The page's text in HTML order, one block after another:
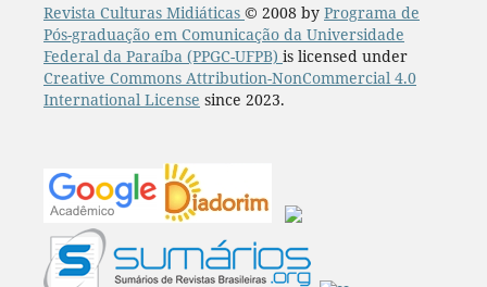
Revista Culturas Midiáticas © 2008 by Programa de
Pós-graduação em Comunicação da Universidade
Federal da Paraíba (PPGC-UFPB) is licensed under
Creative Commons Attribution-NonCommercial 4.0
International License since 2023.